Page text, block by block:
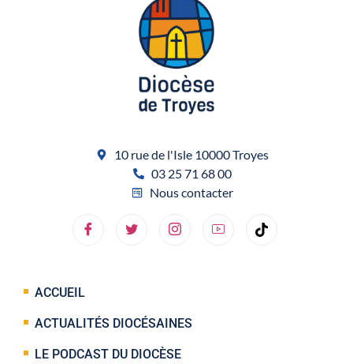
10 rue de l'Isle 10000 Troyes
03 25 71 68 00
Nous contacter
ACCUEIL
ACTUALITÉS DIOCÉSAINES
LE PODCAST DU DIOCÈSE